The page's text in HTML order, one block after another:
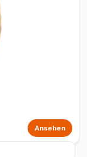
Ansehen